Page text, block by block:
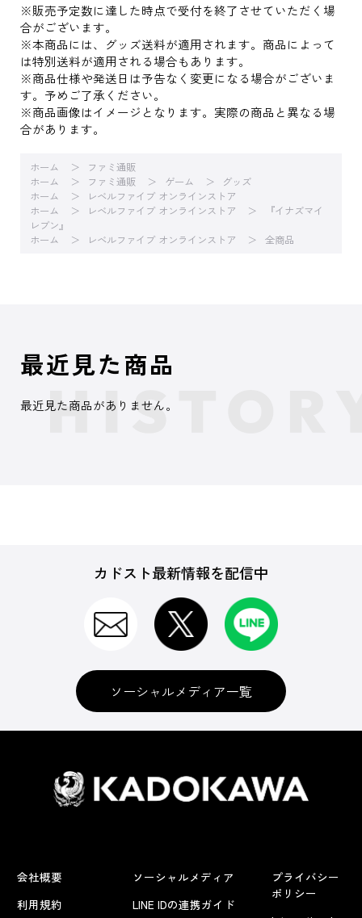
※販売予定数に達した時点で受付を終了させていただく場
合がございます。
※本商品には、グッズ送料が適用されます。商品によって
は特別送料が適用される場合もあります。
※商品仕様や発送日は予告なく変更になる場合がございま
す。予めご了承ください。
※商品画像はイメージとなります。実際の商品と異なる場
合があります。
ホーム
ファミ通販
ホーム
ファミ通販 ゲーム
グッズ
ホーム
レベルファイブ オンラインストア
ホーム
レベルファイブ オンラインストア
『イナズマイ
レブン』
ホーム
レベルファイブ オンラインストア 全商品
最近見た商品
最近見た商品がありません。
カドスト最新情報を配信中
ソーシャルメディア一覧
会社概要
利用規約
ソーシャルメディア
LINE IDの連携ガイド
プライバシー
ポリシー